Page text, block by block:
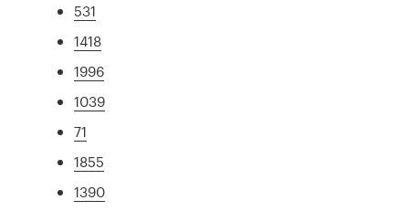
531
1418
1996
1039
71
1855
1390